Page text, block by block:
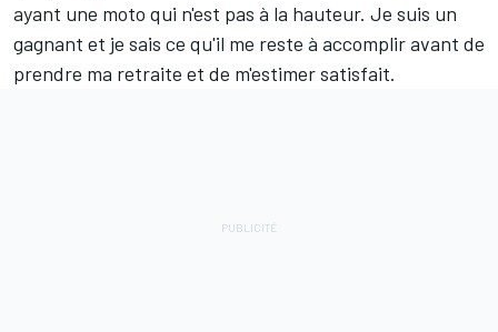
ayant une moto qui n'est pas à la hauteur. Je suis un
gagnant et je sais ce qu'il me reste à accomplir avant de
prendre ma retraite et de m'estimer satisfait.